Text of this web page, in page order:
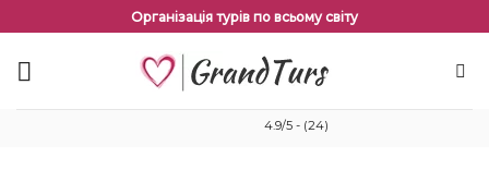
змісту
Організація турів по всьому світу
4.9/5 - (24)